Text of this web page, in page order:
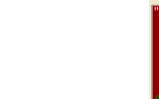
Stare, Bachanowo, Barczewo, Bardo,